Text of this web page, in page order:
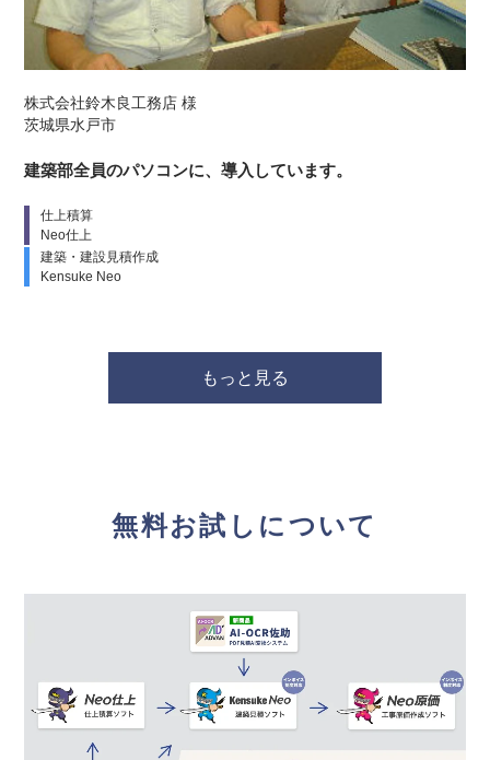
株式会社鈴木良工務店 様
茨城県水戸市
建築部全員のパソコンに、導入しています。
仕上積算
Neo仕上
建築・建設見積作成
Kensuke Neo
もっと見る
無料お試しについて